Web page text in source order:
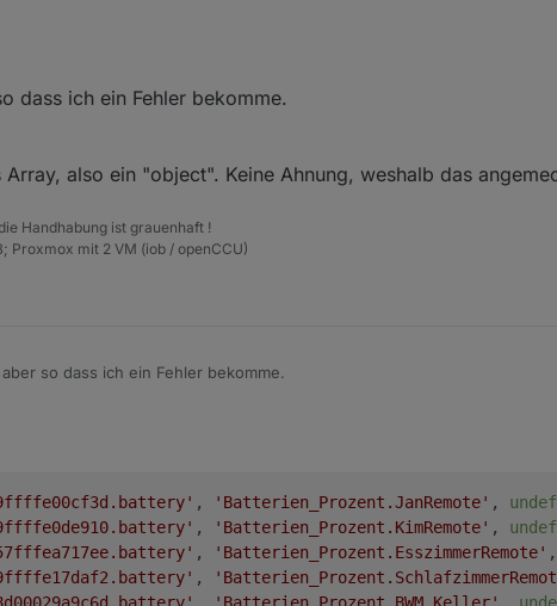
paar Aliases anlegen lassen mit deinem Script hat auch immer
Fehler bekomme..
- warn: javascript.0 (1231) Object
- warn: javascript.0 (1231) This object will not be
Scriptes liefern da ich nicht zu hause bin, werde ich nachreichen
er "object" erwartet aber ein "object" bekommt also eigentlich doch
dass ich ein Fehler bekomme.
Array, also ein "object". Keine Ahnung, weshalb das
Handhabung ist grauenhaft !
Proxmox mit 2 VM (iob / openCCU)
so dass ich ein Fehler bekomme.
, 'Batterien_Prozent.JanRemote' ,
, 'Batterien_Prozent.KimRemote' ,
, 'Batterien_Prozent.EsszimmerRemote' ,
,